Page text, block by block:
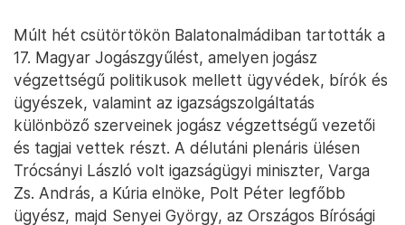
Múlt hét csütörtökön Balatonalmádiban tartották a
17. Magyar Jogászgyűlést, amelyen jogász
végzettségű politikusok mellett ügyvédek, bírók és
ügyészek, valamint az igazságszolgáltatás
különböző szerveinek jogász végzettségű vezetői
és tagjai vettek részt. A délutáni plenáris ülésen
Trócsányi László volt igazságügyi miniszter, Varga
Zs. András, a Kúria elnöke, Polt Péter legfőbb
ügyész, majd Senyei György, az Országos Bírósági